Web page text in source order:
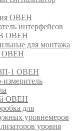
ОВЕН
интерфейсов
ОВЕН
для монтажа
ОВЕН
ЗП-1 ОВЕН
ОВЕН
для
уровнемеров
уровня